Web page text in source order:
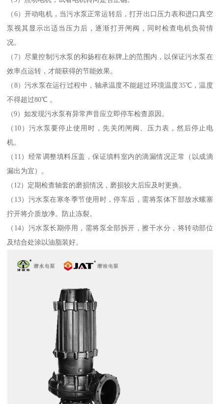
（6）开动电机，当污水泵正常运转后，打开出口压力表和进口真空
泵视其显示出适当压力后，逐渐打开闸阀，同时检查电机负荷情
况。
（7）尽量控制污水泵的和扬程在标牌上的范围内，以保证污水泵在
效率点运转，才能获得的节能效果。
（8）污水泵在运行过程中，轴承温度不能超过环境温度35℃，温度
不得超过80℃ 。
（9）如发现污水泵有异常声音应立即停车检查原因。
（10）污水泵要停止使用时，先关闭闸阀、压力表，然后停止电
机。
（11）经常调整填料压盖，保证填料室内的滴漏情况正常（以成滴
漏出为宜）。
（12）定期检查轴套的磨损情况，磨损较大后应及时更换。
（13）污水泵在寒冬季节使用时，停车后，需将泵体下部放水螺塞
拧开将介质放净。防止冻裂。
（14）污水泵长期停用，需将泵全部拆开，擦干水分，将转动部位
及结合处涂以油脂装好。